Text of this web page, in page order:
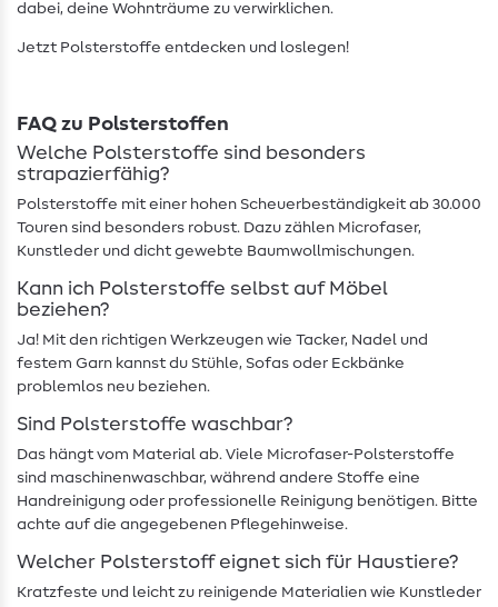
dabei, deine Wohnträume zu verwirklichen.
Jetzt Polsterstoffe entdecken und loslegen!
FAQ zu Polsterstoffen
Welche Polsterstoffe sind besonders
strapazierfähig?
Polsterstoffe mit einer hohen Scheuerbeständigkeit ab 30.000
Touren sind besonders robust. Dazu zählen Microfaser,
Kunstleder und dicht gewebte Baumwollmischungen.
Kann ich Polsterstoffe selbst auf Möbel
beziehen?
Ja! Mit den richtigen Werkzeugen wie Tacker, Nadel und
festem Garn kannst du Stühle, Sofas oder Eckbänke
problemlos neu beziehen.
Sind Polsterstoffe waschbar?
Das hängt vom Material ab. Viele Microfaser-Polsterstoffe
sind maschinenwaschbar, während andere Stoffe eine
Handreinigung oder professionelle Reinigung benötigen. Bitte
achte auf die angegebenen Pflegehinweise.
Welcher Polsterstoff eignet sich für Haustiere?
Kratzfeste und leicht zu reinigende Materialien wie Kunstleder